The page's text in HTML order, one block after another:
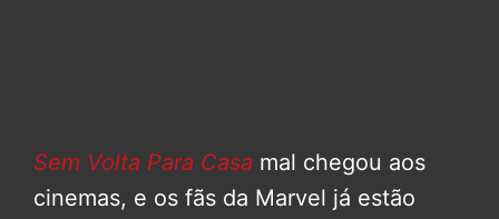
Sem Volta Para Casa mal chegou aos
cinemas, e os fãs da Marvel já estão